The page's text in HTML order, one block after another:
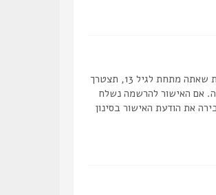
ראשית, בדוק את שם המשתמש והסיסמה שהזנת. אם הם נכונים, אז כנראה ואת מהדברים הבאים קרה. אם מערכת ה COPPA פועלת במערכת ובהרשמה סימנת שאתה מתחת לגיל 13, תצטרך
אם האישור להרשמה נשלח
את הודעת האישור בסינון